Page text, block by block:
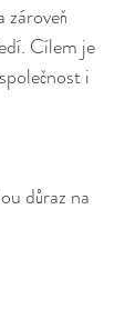
Cílem je
i
důraz na